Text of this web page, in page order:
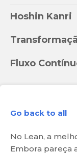
Hoshin Kanri
Fluxo
Go back to all
No Lean, a
Embora pareça